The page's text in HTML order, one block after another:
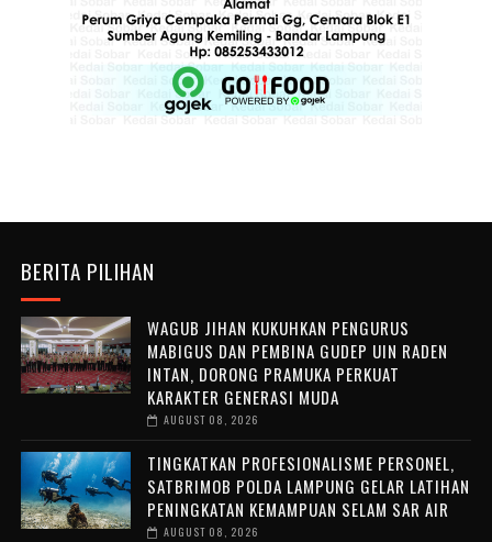
BERITA PILIHAN
WAGUB JIHAN KUKUHKAN PENGURUS
MABIGUS DAN PEMBINA GUDEP UIN RADEN
INTAN, DORONG PRAMUKA PERKUAT
KARAKTER GENERASI MUDA
AUGUST 08, 2026
TINGKATKAN PROFESIONALISME PERSONEL,
SATBRIMOB POLDA LAMPUNG GELAR LATIHAN
PENINGKATAN KEMAMPUAN SELAM SAR AIR
AUGUST 08, 2026